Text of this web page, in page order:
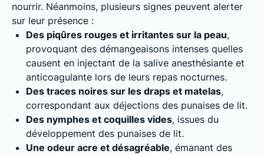
nourrir. Néanmoins, plusieurs signes peuvent alerter
sur leur présence :
Des piqûres rouges et irritantes sur la peau,
provoquant des démangeaisons intenses quelles
causent en injectant de la salive anesthésiante et
anticoagulante lors de leurs repas nocturnes.
Des traces noires sur les draps et matelas,
correspondant aux déjections des punaises de lit.
Des nymphes et coquilles vides, issues du
développement des punaises de lit.
Une odeur acre et désagréable, émanant des